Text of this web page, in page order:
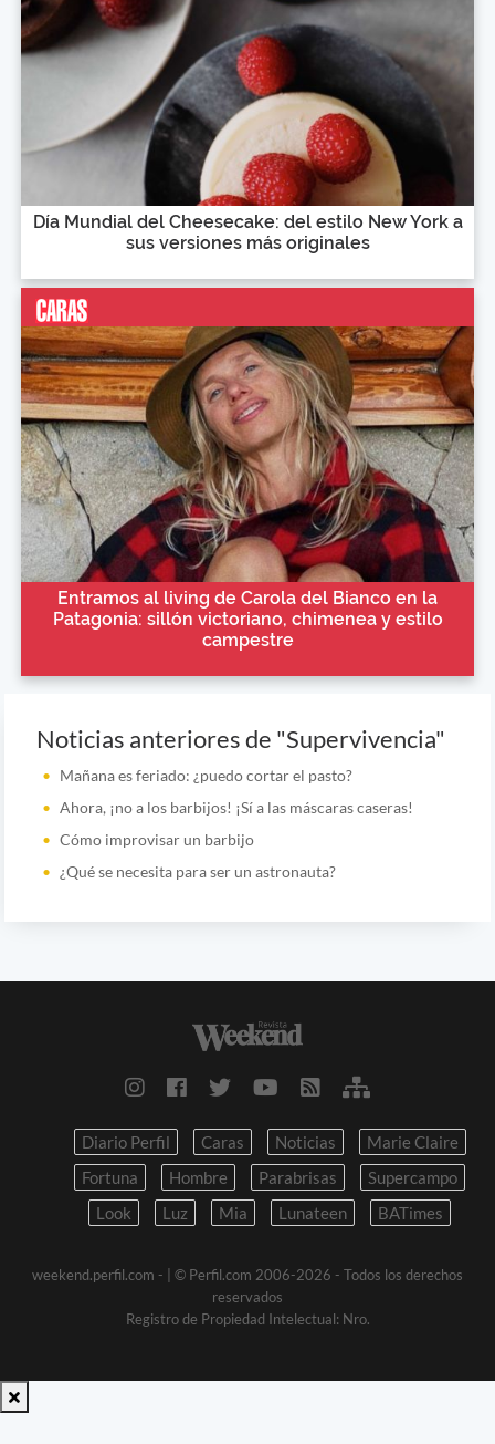
Día Mundial del Cheesecake: del estilo New York a
sus versiones más originales
Entramos al living de Carola del Bianco en la
Patagonia: sillón victoriano, chimenea y estilo
campestre
Noticias anteriores de "Supervivencia"
Mañana es feriado: ¿puedo cortar el pasto?
Ahora, ¡no a los barbijos! ¡Sí a las máscaras caseras!
Cómo improvisar un barbijo
¿Qué se necesita para ser un astronauta?
Diario Perfil Caras Noticias
Marie Claire
Fortuna
Hombre Parabrisas
Supercampo
Look
Luz Mia Lunateen BATimes
weekend.perfil.com -
| © Perfil.com 2006-2026 - Todos los derechos
reservados
Registro de Propiedad Intelectual: Nro.